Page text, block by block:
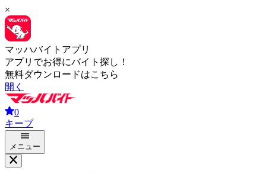
×
マッハバイトアプリ
アプリでお得にバイト探し！
無料ダウンロードはこちら
開く
0
キープ
メニュー